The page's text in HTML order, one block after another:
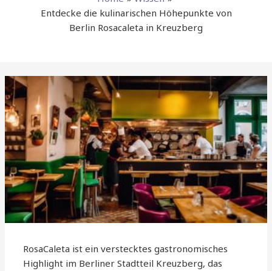
Entdecke die kulinarischen Höhepunkte von
Berlin Rosacaleta in Kreuzberg
RosaCaleta ist ein verstecktes gastronomisches
Highlight im Berliner Stadtteil Kreuzberg, das